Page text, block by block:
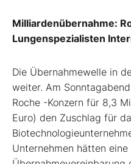
Milliardenübernahme:
Lungenspezialisten
Die Übernahmewelle in
weiter. Am
Roche -Konzern für 8,3
Euro) den Zuschlag für
Unternehmen hätten